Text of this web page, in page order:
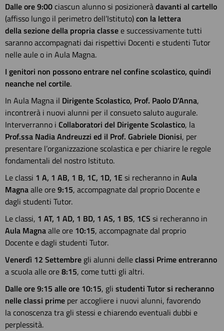
Dalle ore 9:00ciascun alunno si posizioneràdavanti al cartello
(affisso lungo il perimetro dell’Istituto)con la lettera
della sezione della propria classee successivamente tutti
saranno accompagnati dai rispettivi Docenti e studenti Tutor
nelle aule o in Aula Magna.
I genitori non possono entrare nel confine scolastico, quindi
neanche nel cortile.
In Aula Magna il Dirigente Scolastico, Prof. Paolo D’Anna,
incontrerà i nuovi alunni per il consueto saluto augurale.
Interverranno i Collaboratori del Dirigente Scolastico, la
Prof.ssa Nadia Andreuzzi ed il Prof. Gabriele Dionisi, per
presentare l’organizzazione scolastica e per chiarire le regole
fondamentali del nostro Istituto.
Le classi 1 A, 1 AB, 1 B, 1C, 1D, 1Esi recheranno in Aula
Magnaalle ore9:15, accompagnate dal proprio Docente e
dagli studenti Tutor.
Le classi, 1 AT, 1 AD, 1 BD, 1 AS, 1 BS, 1CS si recheranno in
Aula Magnaalle ore 10:15, accompagnate dal proprio
Docente e dagli studenti Tutor.
Venerdì 12 Settembre gli alunni delleclassi Prime entreranno
a scuola alle ore8:15, come tutti gli altri.
Dalle ore 9:15 alle ore 10:15, gli studenti Tutor si recheranno
nelle classi prime per accogliere i nuovi alunni, favorendo
la conoscenza tra gli stessi e chiarendo eventuali dubbi e
perplessità.